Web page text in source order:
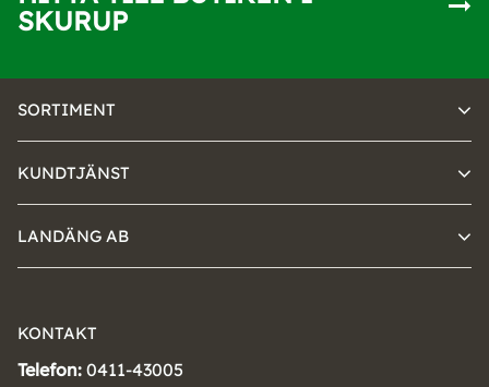
SKURUP
SORTIMENT
KUNDTJÄNST
LANDÄNG AB
KONTAKT
Telefon: 0411-43005